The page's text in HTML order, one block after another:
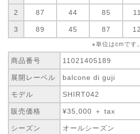
2 87 44 85
3 89 45 87
※単位はcmで
商品番号 11021405189
展開レーベル balcone di guji
モデル SHIRT042
販売価格 ¥35,000 ＋ tax
シーズン オールシーズン